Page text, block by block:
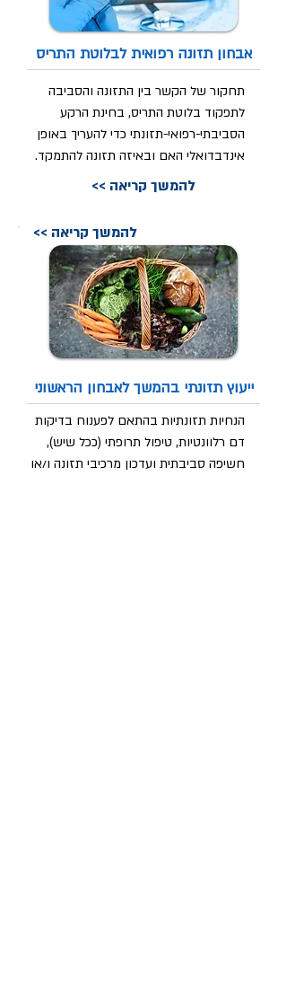
אבחון תזונה רפואית לבלוטת התריס
תחקור של הקשר בין התזונה והסביבה
לתפקוד בלוטת התריס, בחינת הרקע
הסביבתי-רפואי-תזונתי כדי להעריך באופן
אינדבדואלי האם ובאיזה תזונה להתמקד.
<< להמשך קריאה
<< להמשך קריאה
ייעוץ תזונתי בהמשך לאבחון הראשוני
הנחיות תזונתיות בהתאם לפענוח בדיקות
דם רלוונטיות, טיפול תרופתי (ככל שיש),
חשיפה סביבתית ועדכון מרכיבי תזונה ו/או